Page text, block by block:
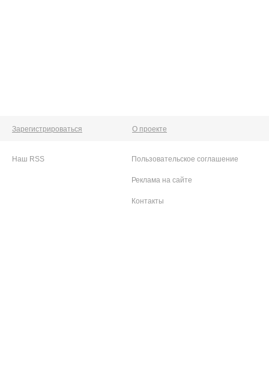
Зарегистрироваться О проекте
Наш RSS Пользовательское соглашение
Реклама на сайте
Контакты